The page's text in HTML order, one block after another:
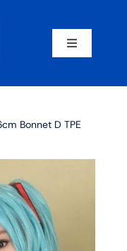
Toggle
Bonnet D TPE